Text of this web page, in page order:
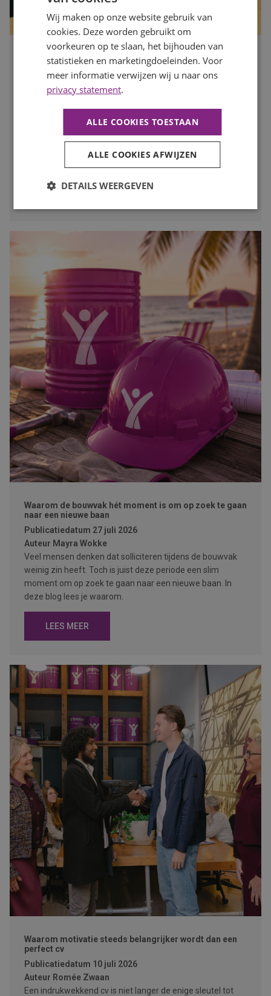
Is jouw organisatie klaar voor de drukke maanden? Zo
zorg je dat je op tijd de juiste mensen vindt
7 augustus 2026
AuteurMayra Wokke
Na de zomervakantie komt de arbeidsmarkt weer volop in
beweging. Voor werkgevers is dit hét moment om vooruit
te kijken en op tijd in te spelen op de personeelsbehoefte
vroeg starten met werven het verschil kan maken.
LEES MEER
Waarom de bouwvak hét moment is om op zoek te gaan
naar een nieuwe baan
Publicatiedatum 27 juli 2026
Auteur Mayra Wokke
Veel mensen denken dat solliciteren tijdens de bouwvak
weinig zin heeft. Toch is juist deze periode een slim
moment om op zoek te gaan naar een nieuwe baan. In
deze blog lees je waarom.
LEES MEER
Waarom motivatie steeds belangrijker wordt dan een
perfect cv
Publicatiedatum 10 juli 2026
Auteur Romée Zwaan
Een indrukwekkend cv is niet langer de enige sleutel tot
Wij maken op onze website gebruik van
cookies. Deze worden gebruikt om
voorkeuren op te slaan, het bijhouden van
statistieken en marketingdoeleinden. Voor
meer informatie verwijzen wij u naar ons
privacy statement.
ALLE COOKIES TOESTAAN
ALLE COOKIES AFWIJZEN
DETAILS WEERGEVEN